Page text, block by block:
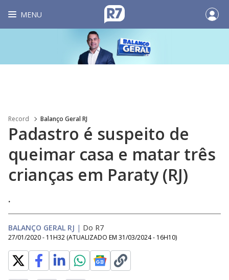
MENU
Record Balanço Geral RJ
Padastro é suspeito de
queimar casa e matar três
crianças em Paraty (RJ)
.
BALANÇO GERAL RJ | Do R7
27/01/2020 - 11H32 (ATUALIZADO EM 31/03/2024 - 16H10)